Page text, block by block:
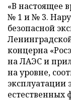
«В настоящее
№ 1 и № 3.
безопасной
концерна
на ЛАЭС и
на уровне,
эксплуатации
естественных